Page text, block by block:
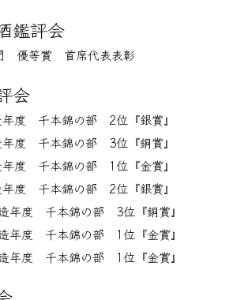
鑑評会
優等賞 首席代表表彰
会
度 千本錦の部 2位『銀賞』
度 千本錦の部 3位『銅賞』
度 千本錦の部 1位『金賞』
度 千本錦の部 2位『銀賞』
年度 千本錦の部 3位『銅賞』
年度 千本錦の部 1位『金賞』
年度 千本錦の部 1位『金賞』